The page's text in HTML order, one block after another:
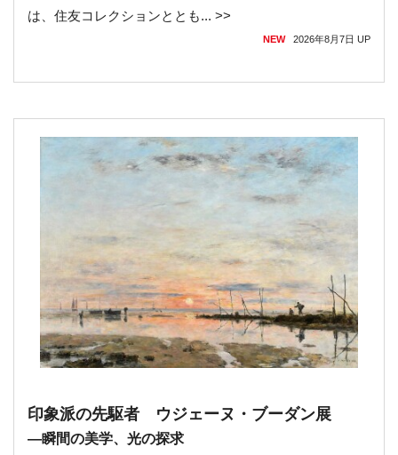
は、住友コレクションととも... >>
NEW 2026年8月7日 UP
印象派の先駆者 ウジェーヌ・ブーダン展
―瞬間の美学、光の探求